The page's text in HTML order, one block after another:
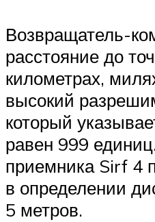
Возвращатель-
расстояние до
километрах,
высокий
который
равен 999
приемника Sirf 4
в определении
5 метров.